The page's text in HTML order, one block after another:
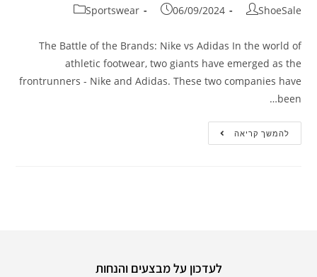
ShoeSale
06/09/2024
Sportswear
The Battle of the Brands: Nike vs Adidas In the world of
athletic footwear, two giants have emerged as the
frontrunners - Nike and Adidas. These two companies have
been…
להמשך קריאה
לעדכון על מבצעים והנחות